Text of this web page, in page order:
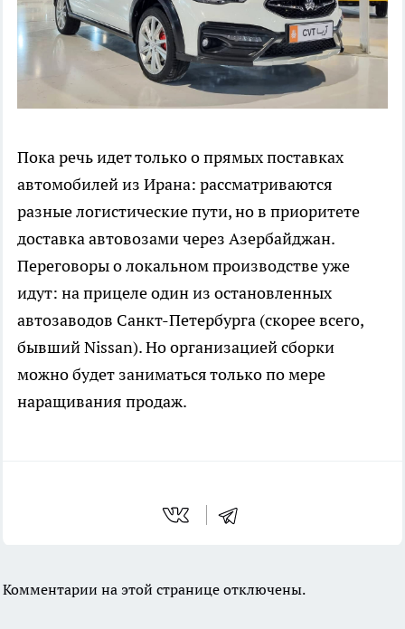
Пока речь идет только о прямых поставках
автомобилей из Ирана: рассматриваются
разные логистические пути, но в приоритете
доставка автовозами через Азербайджан.
Переговоры о локальном производстве уже
идут: на прицеле один из остановленных
автозаводов Санкт-Петербурга (скорее всего,
бывший Nissan). Но организацией сборки
можно будет заниматься только по мере
наращивания продаж.
Комментарии на этой странице отключены.